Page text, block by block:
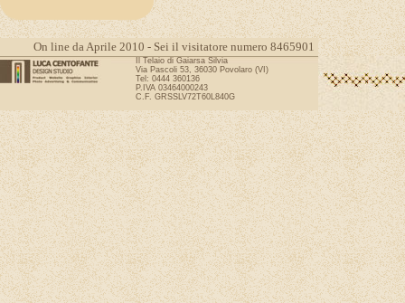
On line da Aprile 2010 - Sei il visitatore numero 8465901
Il Telaio di Gaiarsa Silvia
Via Pascoli 53, 36030 Povolaro (VI)
Tel: 0444 360136
P.IVA 03464000243
C.F. GRSSLV72T60L840G